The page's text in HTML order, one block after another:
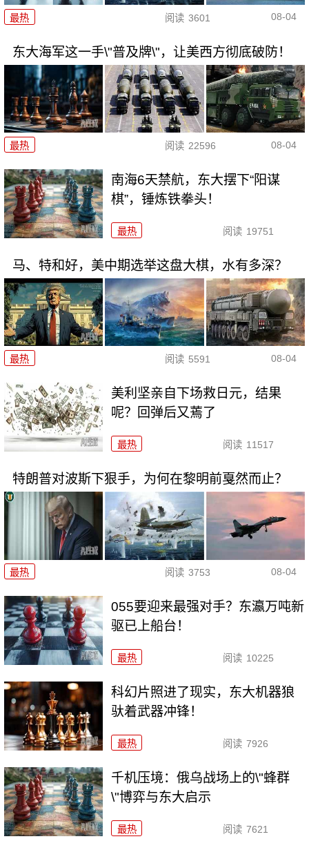
最热 阅读 3601 08-04
东大海军这一手\"普及牌\"，让美西方彻底破防！
最热 阅读 22596 08-04
南海6天禁航，东大摆下“阳谋
棋”，锤炼铁拳头！
最热 阅读 19751
马、特和好，美中期选举这盘大棋，水有多深？
最热 阅读 5591 08-04
美利坚亲自下场救日元，结果
呢？回弹后又蔫了
最热 阅读 11517
特朗普对波斯下狠手，为何在黎明前戛然而止？
最热 阅读 3753 08-04
055要迎来最强对手？东瀛万吨新
驱已上船台！
最热 阅读 10225
科幻片照进了现实，东大机器狼
驮着武器冲锋！
最热 阅读 7926
千机压境：俄乌战场上的\"蜂群
\"博弈与东大启示
最热 阅读 7621